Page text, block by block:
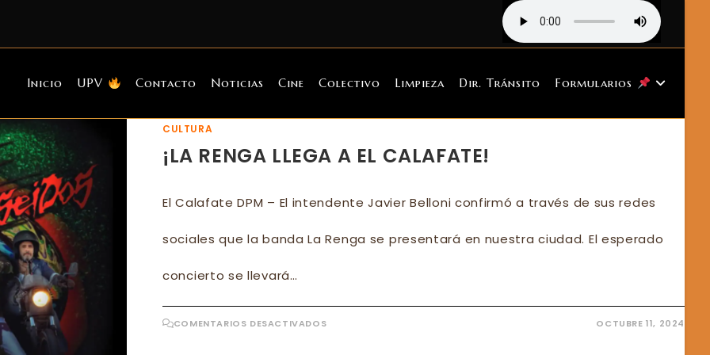
Inicio UPV Contacto Noticias Cine Colectivo Limpieza Dir. Tránsito Formularios
CULTURA
¡LA RENGA LLEGA A EL CALAFATE!
El Calafate DPM – El intendente Javier Belloni confirmó a través de sus redes
sociales que la banda La Renga se presentará en nuestra ciudad. El esperado
concierto se llevará…
COMENTARIOS DESACTIVADOSEN OCTUBRE 11, 2024